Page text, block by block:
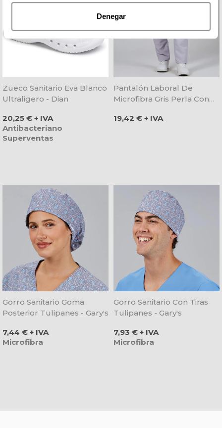
Denegar
Zueco Sanitario Eva Blanco
Ultraligero - Dian
Precio
20,25 € + IVA
Antibacteriano
Superventas
Pantalón Laboral De
Microfibra Gris Perla Con
Precio
19,42 € + IVA
Gorro Sanitario Goma
Posterior Tulipanes - Gary's
Precio
7,44 € + IVA
Microfibra
Gorro Sanitario Con Tiras
Tulipanes - Gary's
Precio
7,93 € + IVA
Microfibra